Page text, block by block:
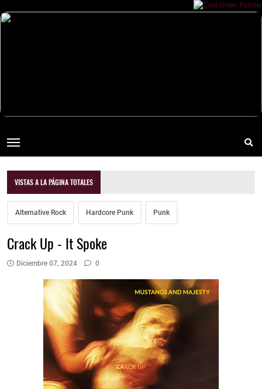
VISTAS A LA PÁGINA TOTALES
Alternative Rock Hardcore Punk Punk
Crack Up - It Spoke
Diciembre 07, 2024 0